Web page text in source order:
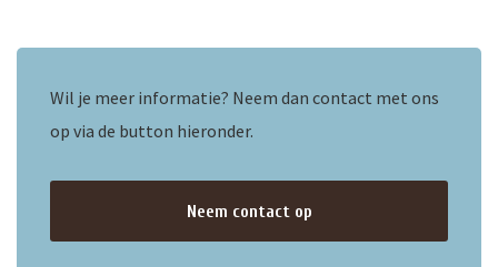
Wil je meer informatie? Neem dan contact met ons
op via de button hieronder.
Neem contact op